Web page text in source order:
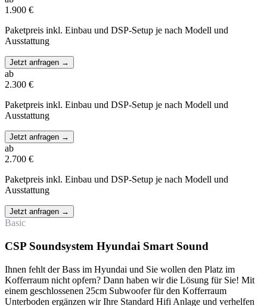
1.900 €
Paketpreis inkl. Einbau und DSP-Setup je nach Modell und
Ausstattung
Jetzt anfragen →
ab
2.300 €
Paketpreis inkl. Einbau und DSP-Setup je nach Modell und
Ausstattung
Jetzt anfragen →
ab
2.700 €
Paketpreis inkl. Einbau und DSP-Setup je nach Modell und
Ausstattung
Jetzt anfragen →
Basic
CSP Soundsystem Hyundai Smart Sound
Ihnen fehlt der Bass im Hyundai und Sie wollen den Platz im
Kofferraum nicht opfern? Dann haben wir die Lösung für Sie! Mit
einem geschlossenen 25cm Subwoofer für den Kofferraum
Unterboden ergänzen wir Ihre Standard Hifi Anlage und verhelfen